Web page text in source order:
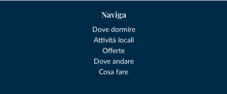
Naviga
Dove dormire
Attività locali
Offerte
Dove andare
Cosa fare